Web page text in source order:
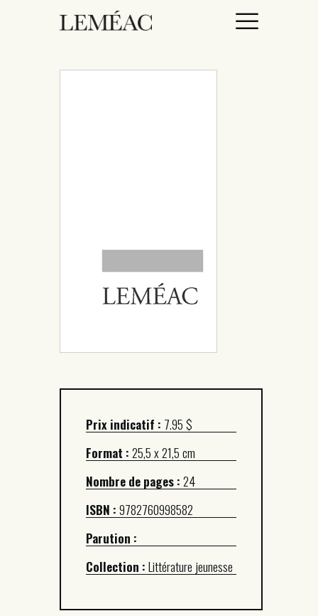
À PROPOS
Prix indicatif : 7.95 $
Format :25,5 x 21,5 cm
Nombre de pages :24
ISBN :9782760998582
Parution :
Collection :Littérature jeunesse